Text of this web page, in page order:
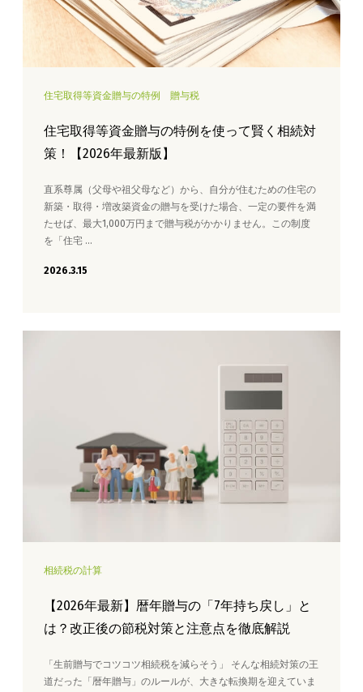
住宅取得等資金贈与の特例 贈与税
住宅取得等資金贈与の特例を使って賢く相続対
策！【2026年最新版】
直系尊属（父母や祖父母など）から、自分が住むための住宅の
新築・取得・増改築資金の贈与を受けた場合、一定の要件を満
たせば、最大1,000万円まで贈与税がかかりません。この制度
を「住宅 …
2026.3.15
相続税の計算
【2026年最新】暦年贈与の「7年持ち戻し」と
は？改正後の節税対策と注意点を徹底解説
「生前贈与でコツコツ相続税を減らそう」 そんな相続対策の王
道だった「暦年贈与」のルールが、大きな転換期を迎えていま